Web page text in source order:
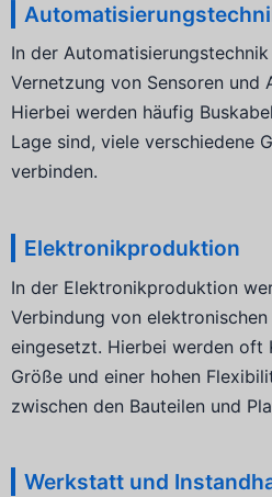
In der
Vernetzung von Sensoren und
Hierbei werden häufig
Lage sind, viele verschiedene
verbinden.
Elektronikproduktion
In der Elektronikproduktion
Verbindung von
eingesetzt. Hierbei werden oft
Größe und einer hohen
zwischen den Bauteilen und
Werkstatt und